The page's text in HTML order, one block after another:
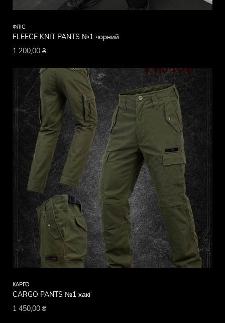
ФЛІС
FLEECE KNIT PANTS №1 чорний
1 200,00 ₴
КАРГО
CARGO PANTS №1 хакі
1 450,00 ₴